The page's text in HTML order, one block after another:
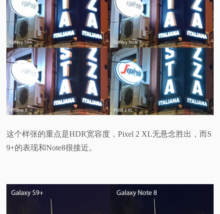
这个样张的重点是HDR宽容度，Pixel 2 XL无悬念胜出，而S
9+的表现和Note8很接近。